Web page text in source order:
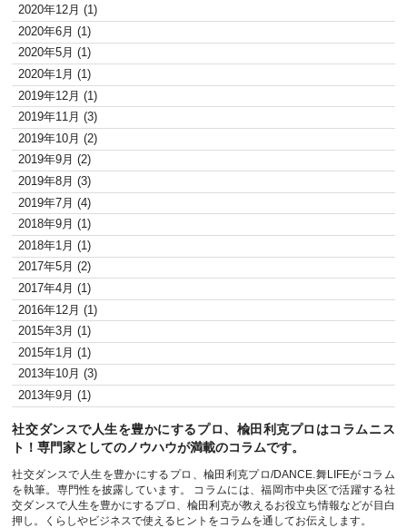
2020年12月 (1)
2020年6月 (1)
2020年5月 (1)
2020年1月 (1)
2019年12月 (1)
2019年11月 (3)
2019年10月 (2)
2019年9月 (2)
2019年8月 (3)
2019年7月 (4)
2018年9月 (1)
2018年1月 (1)
2017年5月 (2)
2017年4月 (1)
2016年12月 (1)
2015年3月 (1)
2015年1月 (1)
2013年10月 (3)
2013年9月 (1)
社交ダンスで人生を豊かにするプロ、楡田利克プロはコラムニス
ト！専門家としてのノウハウが満載のコラムです。
社交ダンスで人生を豊かにするプロ、楡田利克プロ/DANCE.舞LIFEがコラム
を執筆。専門性を披露しています。 コラムには、福岡市中央区で活躍する社
交ダンスで人生を豊かにするプロ、楡田利克が教えるお役立ち情報などが目白
押し。くらしやビジネスで使えるヒントをコラムを通してお伝えします。